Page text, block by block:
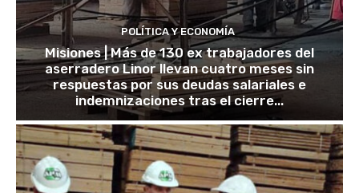
POLÍTICA Y ECONOMÍA
Misiones | Más de 130 ex trabajadores del
aserradero Linor llevan cuatro meses sin
respuestas por sus deudas salariales e
indemnizaciones tras el cierre...